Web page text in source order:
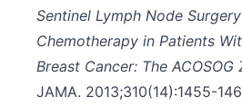
Sentinel Lymph Node
Chemotherapy in Patients
Breast Cancer: The ACOSOG
JAMA. 2013;310(14):1455-